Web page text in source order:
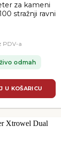
za kameni
stražnji ravni
PDV-a
odmah
U KOŠARICU